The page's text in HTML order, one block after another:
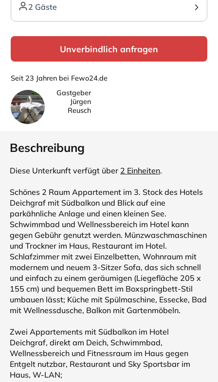
2 Gäste
Unverbindlich anfragen
Seit 23 Jahren bei Fewo24.de
Gastgeber
Jürgen
Reusch
Beschreibung
Diese Unterkunft verfügt über 2 Einheiten.
Schönes 2 Raum Appartement im 3. Stock des Hotels
Deichgraf mit Südbalkon und Blick auf eine
parkähnliche Anlage und einen kleinen See.
Schwimmbad und Wellnessbereich im Hotel kann
gegen Gebühr genutzt werden. Münzwaschmaschinen
und Trockner im Haus, Restaurant im Hotel.
Schlafzimmer mit zwei Einzelbetten, Wohnraum mit
modernem und neuem 3-Sitzer Sofa, das sich schnell
und einfach zu einem geräumigen (Liegefläche 205 x
155 cm) und bequemen Bett im Boxspringbett-Stil
umbauen lässt; Küche mit Spülmaschine, Essecke, Bad
mit Wellnessdusche, Balkon mit Gartenmöbeln.
Zwei Appartements mit Südbalkon im Hotel
Deichgraf, direkt am Deich, Schwimmbad,
Wellnessbereich und Fitnessraum im Haus gegen
Entgelt nutzbar, Restaurant und Sky Sportsbar im
Haus, W-LAN;